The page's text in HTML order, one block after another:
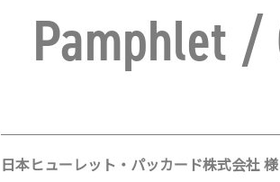
Pamphlet /
日本ヒューレット・パッカード株式会社 様